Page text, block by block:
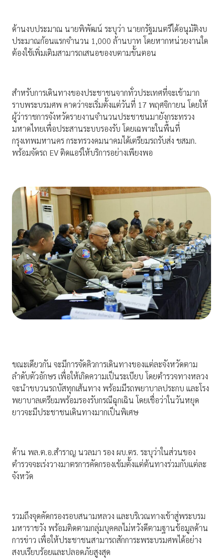
ด้านงบประมาณ นายพิพัฒน์ ระบุว่า นายกรัฐมนตรีได้อนุมัติงบ
ประมาณก้อนแรกจำนวน 1,000 ล้านบาท โดยหากหน่วยงานใด
ต้องใช้เพิ่มเติมสามารถเสนอของบตามขั้นตอน
สำหรับการเดินทางของประชาชนจากทั่วประเทศที่จะเข้ามาก
ราบพระบรมศพ คาดว่าจะเริ่มตั้งแต่วันที่ 17 พฤศจิกายน โดยให้
ผู้ว่าราชการจังหวัดรายงานจำนวนประชาชนมายังกระทรวง
มหาดไทยเพื่อประสานระบบรองรับ โดยเฉพาะในพื้นที่
กรุงเทพมหานคร กระทรวงคมนาคมได้เตรียมรถรับส่ง ขสมก.
พร้อมจัดรถ EV ติดแอร์ให้บริการอย่างเพียงพอ
ขณะเดียวกัน จะมีการจัดคิวการเดินทางของแต่ละจังหวัดตาม
ลำดับตัวอักษร เพื่อให้เกิดความเป็นระเบียบ โดยตำรวจทางหลวง
จะนำขบวนรถบัสทุกเส้นทาง พร้อมมีรถพยาบาลประกบ และโรง
พยาบาลเตรียมพร้อมรองรับกรณีฉุกเฉิน โดยเชื่อว่าในวันหยุด
ยาวจะมีประชาชนเดินทางมากเป็นพิเศษ
ด้าน พล.ต.อ.สำราญ นวลมา รอง ผบ.ตร. ระบุว่าในส่วนของ
ตำรวจจะเร่งวางมาตรการคัดกรองเข้มตั้งแต่ต้นทางร่วมกับแต่ละ
จังหวัด
รวมถึงจุดคัดกรองรอบสนามหลวง และบริเวณทางเข้าสู่พระบรม
มหาราชวัง พร้อมติดตามกลุ่มบุคคลไม่หวังดีตามฐานข้อมูลด้าน
การข่าว เพื่อให้ประชาชนสามารถสักการะพระบรมศพได้อย่าง
สงบเรียบร้อยและปลอดภัยสูงสุด